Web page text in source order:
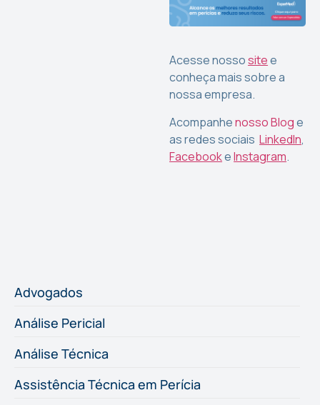
Acesse nossositee
conheça mais sobre a
nossa empresa.
Acompanhenosso Bloge
as redes sociais LinkedIn,
FacebookeInstagram.
Advogados
Análise Pericial
Análise Técnica
Assistência Técnica em Perícia